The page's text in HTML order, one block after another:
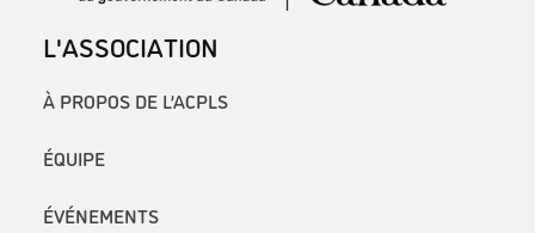
L'ASSOCIATION
À PROPOS DE L’ACPLS
ÉQUIPE
ÉVÉNEMENTS